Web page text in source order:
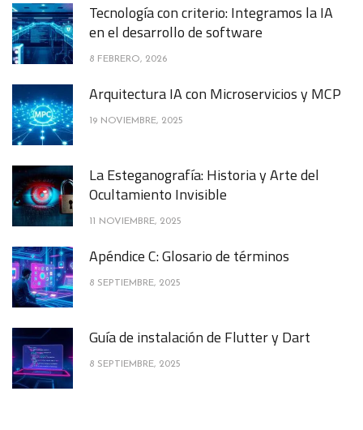
Tecnología con criterio: Integramos la IA
en el desarrollo de software
8 FEBRERO, 2026
Arquitectura IA con Microservicios y MCP
19 NOVIEMBRE, 2025
La Esteganografía: Historia y Arte del
Ocultamiento Invisible
11 NOVIEMBRE, 2025
Apéndice C: Glosario de términos
8 SEPTIEMBRE, 2025
Guía de instalación de Flutter y Dart
8 SEPTIEMBRE, 2025